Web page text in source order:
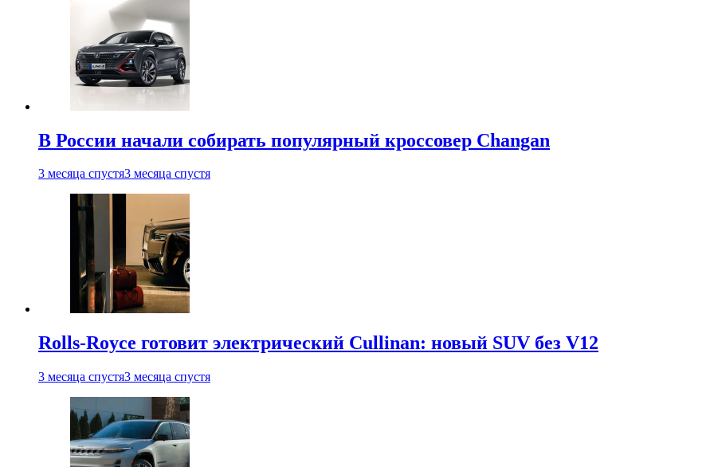
В России начали собирать популярный кроссовер Changan
3 месяца спустя3 месяца спустя
Rolls-Royce готовит электрический Cullinan: новый SUV без V12
3 месяца спустя3 месяца спустя